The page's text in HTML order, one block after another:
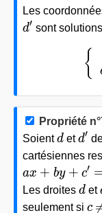
Les
d'
d′ sont
{
Propriété
Soientd
d etd'
d′
cartésiennes
ax+by+c'=0
ax + by + c′
Les droites d
d et
seulement si c
c